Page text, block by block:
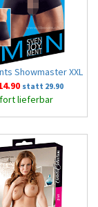
Showmaster XXL
statt 29.90
lieferbar